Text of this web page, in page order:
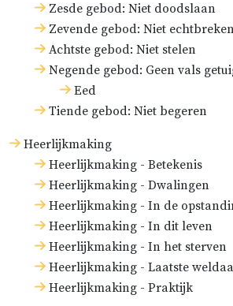
Zesde gebod: Niet doodslaan
Zevende gebod: Niet echtbreken
Achtste gebod: Niet stelen
Negende gebod: Geen vals
Eed
Tiende gebod: Niet begeren
Heerlijkmaking
Heerlijkmaking - Betekenis
Heerlijkmaking - Dwalingen
Heerlijkmaking - In de
Heerlijkmaking - In dit leven
Heerlijkmaking - In het sterven
Heerlijkmaking - Laatste
Heerlijkmaking - Praktijk